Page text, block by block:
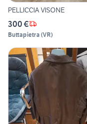
PELLICCIA VISONE
300 €
Buttapietra (VR)